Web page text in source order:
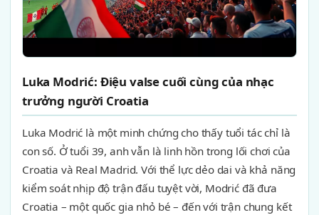
Luka Modrić: Điệu valse cuối cùng của nhạc
trưởng người Croatia
Luka Modrić là một minh chứng cho thấy tuổi tác chỉ là
con số. Ở tuổi 39, anh vẫn là linh hồn trong lối chơi của
Croatia và Real Madrid. Với thể lực dẻo dai và khả năng
kiểm soát nhịp độ trận đấu tuyệt vời, Modrić đã đưa
Croatia – một quốc gia nhỏ bé – đến với trận chung kết